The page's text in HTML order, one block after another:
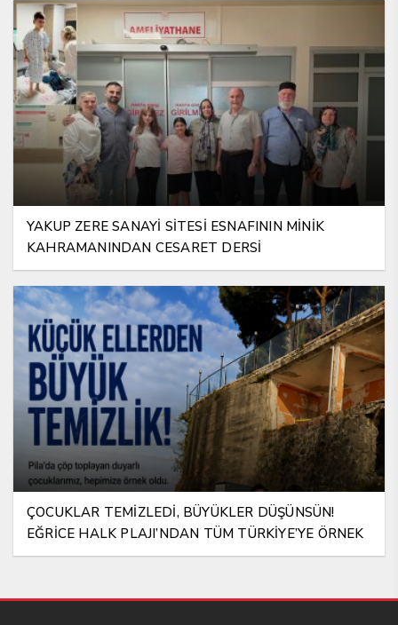
YAKUP ZERE SANAYİ SİTESİ ESNAFININ MİNİK
KAHRAMANINDAN CESARET DERSİ
ÇOCUKLAR TEMİZLEDİ, BÜYÜKLER DÜŞÜNSÜN!
EĞRİCE HALK PLAJI’NDAN TÜM TÜRKİYE’YE ÖRNEK
MESAJ